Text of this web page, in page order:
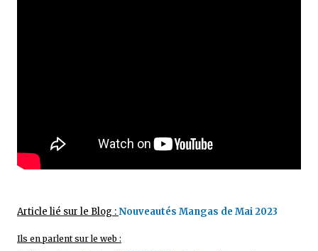
Article lié sur le Blog :Nouveautés Mangas de Mai 2023
Ils en parlent sur le web :